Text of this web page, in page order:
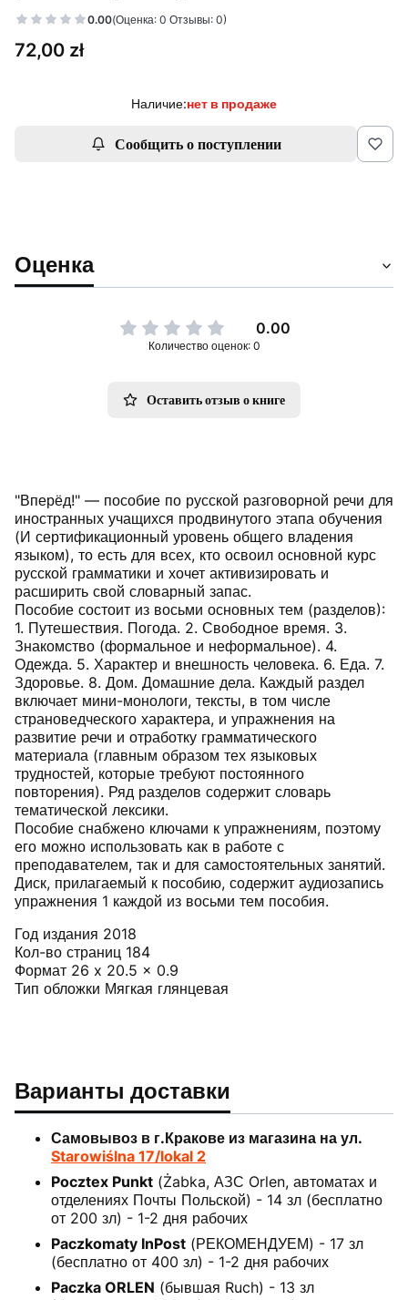
0.00(Оценка: 0 Отзывы: 0)
Цена
72,00 zł
Наличие:нет в продаже
Сообщить о поступлении
Оценка
0.00
Количество оценок: 0
Оставить отзыв о книге
"Вперёд!" — пособие по русской разговорной речи для
иностранных учащихся продвинутого этапа обучения
(И сертификационный уровень общего владения
языком), то есть для всех, кто освоил основной курс
русской грамматики и хочет активизировать и
расширить свой словарный запас.
Пособие состоит из восьми основных тем (разделов):
1. Путешествия. Погода. 2. Свободное время. 3.
Знакомство (формальное и неформальное). 4.
Одежда. 5. Характер и внешность человека. 6. Еда. 7.
Здоровье. 8. Дом. Домашние дела. Каждый раздел
включает мини-монологи, тексты, в том числе
страноведческого характера, и упражнения на
развитие речи и отработку грамматического
материала (главным образом тех языковых
трудностей, которые требуют постоянного
повторения). Ряд разделов содержит словарь
тематической лексики.
Пособие снабжено ключами к упражнениям, поэтому
его можно использовать как в работе с
преподавателем, так и для самостоятельных занятий.
Диск, прилагаемый к пособию, содержит аудиозапись
упражнения 1 каждой из восьми тем пособия.
Год издания 2018
Кол-во страниц 184
Формат 26 x 20.5 x 0.9
Тип обложки Мягкая глянцевая
Варианты доставки
Самовывоз в г.Кракове из магазина на ул.
Starowiślna 17/lokal 2
Pocztex Punkt (Żabka, АЗС Orlen, автоматах и
отделениях Почты Польской) - 14 зл (бесплатно
от 200 зл) - 1-2 дня рабочих
Paczkomaty InPost (РЕКОМЕНДУЕМ) - 17 зл
(бесплатно от 400 зл) - 1-2 дня рабочих
Paczka ORLEN (бывшая Ruch) - 13 зл